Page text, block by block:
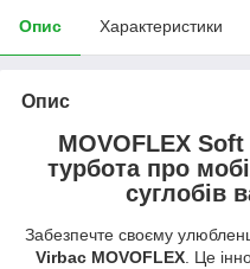
Опис Характеристики
Опис
MOVOFLEX
турбота про
суглобів
Забезпечте своєму
Virbac MOVOFLEX. Це